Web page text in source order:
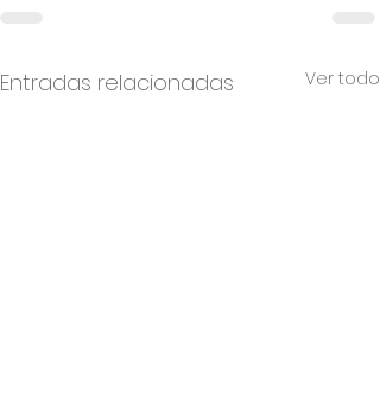
Entradas relacionadas Ver todo